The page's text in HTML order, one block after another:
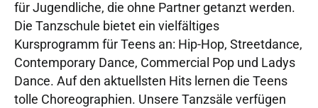
für Jugendliche, die ohne Partner getanzt werden.
Die Tanzschule bietet ein vielfältiges
Kursprogramm für Teens an: Hip-Hop, Streetdance,
Contemporary Dance, Commercial Pop und Ladys
Dance. Auf den aktuellsten Hits lernen die Teens
tolle Choreographien. Unsere Tanzsäle verfügen